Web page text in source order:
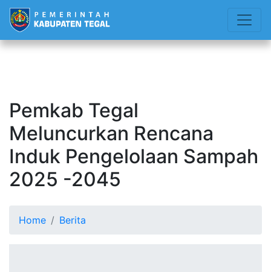
Pemkab Tegal
Meluncurkan Rencana
Induk Pengelolaan Sampah
2025 -2045
Home Berita